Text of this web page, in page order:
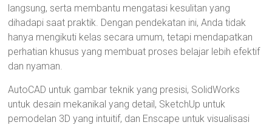
langsung, serta membantu mengatasi kesulitan yang
dihadapi saat praktik. Dengan pendekatan ini, Anda tidak
hanya mengikuti kelas secara umum, tetapi mendapatkan
perhatian khusus yang membuat proses belajar lebih efektif
dan nyaman.
AutoCAD untuk gambar teknik yang presisi, SolidWorks
untuk desain mekanikal yang detail, SketchUp untuk
pemodelan 3D yang intuitif, dan Enscape untuk visualisasi